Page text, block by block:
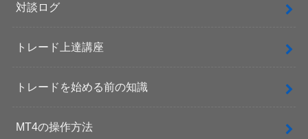
対談ログ
トレード上達講座
トレードを始める前の知識
MT4の操作方法